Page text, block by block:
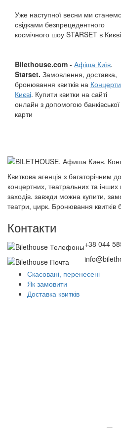
Уже наступної весни ми
свідками безпрецедентного
космічного шоу STARSET в
Bilethouse.com - Афіша Київ.
Starset. Замовлення, доставка,
бронювання квитків на
Києві. Купити квитки на сайті
онлайн з допомогою банківської
карти
Квиткова агенція з багаторічним
концертних, театральних та
заходів. завжди можна купити,
театри, цирк. Бронювання квитків
Контакти
+38 044
Скасовані, перенесені
Як замовити
Доставка квитків